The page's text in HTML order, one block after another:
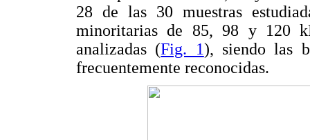
28 de las 30 muestras
minoritarias de 85, 98 y 120
analizadas (Fig. 1), siendo las
frecuentemente reconocidas.